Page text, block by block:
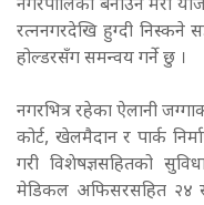
नगरपालिका बनाउने मेरो
रत्ननगरदेखि हुग्दी निस्कने
होल्डरसँग समन्वय गर्ने छु ।
नगरभित्र रहेका ऐलानी
कोर्ट, खेलमैदान र पार्क
गरी विशेषज्ञसहितको
मेडिकल अफिसरसहित २४